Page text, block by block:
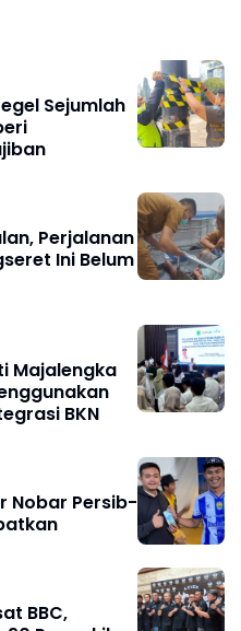
Sejumlah
Perjalanan
Ini Belum
Majalengka
BKN
Nobar Persib-
BBC,